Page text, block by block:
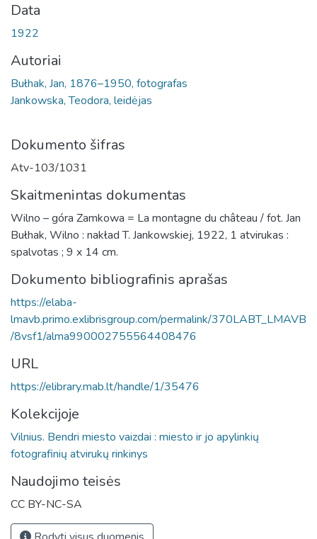
Data
1922
Autoriai
Bułhak, Jan, 1876–1950, fotografas
Jankowska, Teodora, leidėjas
Dokumento šifras
Atv-103/1031
Skaitmenintas dokumentas
Wilno – góra Zamkowa = La montagne du château / fot. Jan
Bułhak, Wilno : nakład T. Jankowskiej, 1922, 1 atvirukas :
spalvotas ; 9 x 14 cm.
Dokumento bibliografinis aprašas
https://elaba-
lmavb.primo.exlibrisgroup.com/permalink/370LABT_LMAVB
/8vsf1/alma990002755564408476
URL
https://elibrary.mab.lt/handle/1/35476
Kolekcijoje
Vilnius. Bendri miesto vaizdai : miesto ir jo apylinkių
fotografinių atvirukų rinkinys
Naudojimo teisės
CC BY-NC-SA